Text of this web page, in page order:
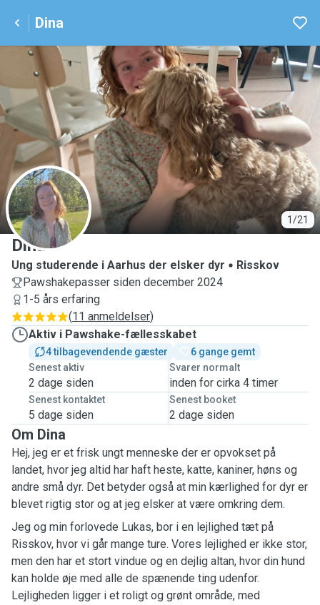
Dina
1/21
D
Dina
Ung studerende i Aarhus der elsker dyr
Risskov
Pawshakepasser siden december 2024
1-5 års erfaring
(11 anmeldelser)
Aktiv i Pawshake-fællesskabet
4 tilbagevendende gæster
6 gange gemt
Senest aktiv
2 dage siden
Svarer normalt
inden for cirka 4 timer
Senest kontaktet
5 dage siden
Senest booket
2 dage siden
Om Dina
Hej, jeg er et frisk ungt menneske der er opvokset på
landet, hvor jeg altid har haft heste, katte, kaniner, høns og
andre små dyr. Det betyder også at min kærlighed for dyr er
blevet rigtig stor og at jeg elsker at være omkring dem.
Jeg og min forlovede Lukas, bor i en lejlighed tæt på
Risskov, hvor vi går mange ture. Vores lejlighed er ikke stor,
men den har et stort vindue og en dejlig altan, hvor din hund
kan holde øje med alle de spænende ting udenfor.
Lejligheden ligger i et roligt og grønt område, med